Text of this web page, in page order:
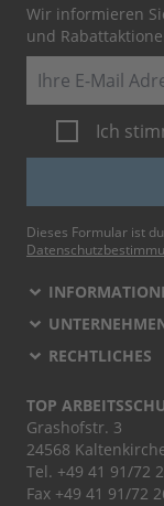
Wir informieren
und
Ich
Dieses Formular ist
RECHTLICHES
TOP
Grashofstr. 3
24568
Tel. +49 41 91/72
Fax +49 41 91/72